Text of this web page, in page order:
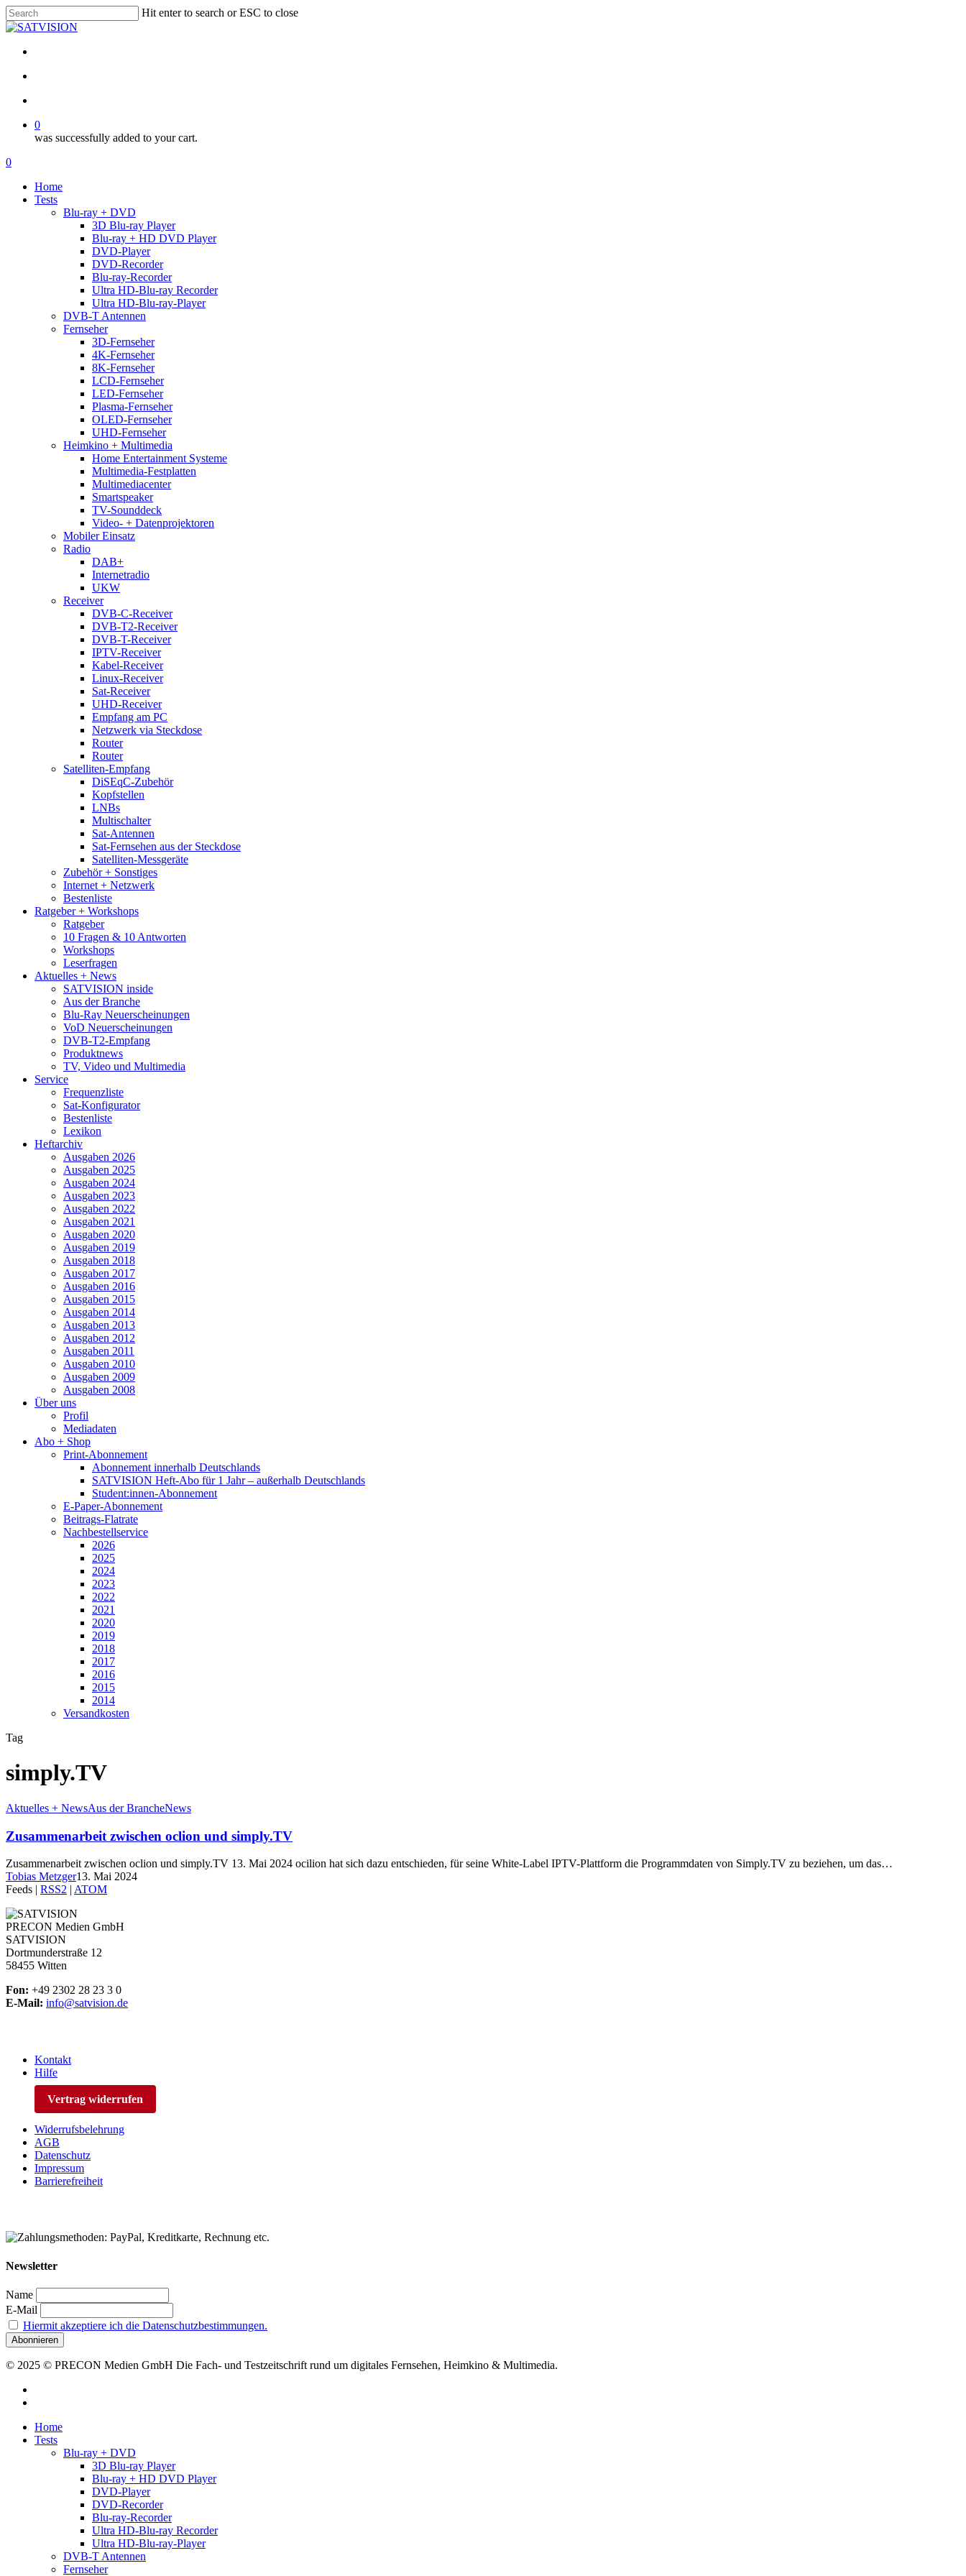
Skip
to
content
Hit enter to search or ESC to close
Close
0
was successfully added to your cart.
Menu
search
account
0
Home
Tests
Blu-ray + DVD
3D Blu-ray Player
Blu-ray + HD DVD Player
DVD-Player
DVD-Recorder
Blu-ray-Recorder
Ultra HD-Blu-ray Recorder
Ultra HD-Blu-ray-Player
DVB-T Antennen
Fernseher
3D-Fernseher
4K-Fernseher
8K-Fernseher
LCD-Fernseher
LED-Fernseher
Plasma-Fernseher
OLED-Fernseher
UHD-Fernseher
Heimkino + Multimedia
Home Entertainment Systeme
Multimedia-Festplatten
Multimediacenter
Smartspeaker
TV-Sounddeck
Video- + Datenprojektoren
Mobiler Einsatz
Radio
DAB+
Internetradio
UKW
Receiver
DVB-C-Receiver
DVB-T2-Receiver
DVB-T-Receiver
IPTV-Receiver
Kabel-Receiver
Linux-Receiver
Sat-Receiver
UHD-Receiver
Empfang am PC
Netzwerk via Steckdose
Router
Router
Satelliten-Empfang
DiSEqC-Zubehör
Kopfstellen
LNBs
Multischalter
Sat-Antennen
Sat-Fernsehen aus der Steckdose
Satelliten-Messgeräte
Zubehör + Sonstiges
Internet + Netzwerk
Bestenliste
Ratgeber + Workshops
Ratgeber
10 Fragen & 10 Antworten
Workshops
Leserfragen
Aktuelles + News
SATVISION inside
Aus der Branche
Blu-Ray Neuerscheinungen
VoD Neuerscheinungen
DVB-T2-Empfang
Produktnews
TV, Video und Multimedia
Service
Frequenzliste
Sat-Konfigurator
Bestenliste
Lexikon
Heftarchiv
Ausgaben 2026
Ausgaben 2025
Ausgaben 2024
Ausgaben 2023
Ausgaben 2022
Ausgaben 2021
Ausgaben 2020
Ausgaben 2019
Ausgaben 2018
Ausgaben 2017
Ausgaben 2016
Ausgaben 2015
Ausgaben 2014
Ausgaben 2013
Ausgaben 2012
Ausgaben 2011
Ausgaben 2010
Ausgaben 2009
Ausgaben 2008
Über uns
Profil
Mediadaten
Abo + Shop
Print-Abonnement
Abonnement innerhalb Deutschlands
SATVISION Heft-Abo für 1 Jahr – außerhalb Deutschlands
Student:innen-Abonnement
E-Paper-Abonnement
Beitrags-Flatrate
Nachbestellservice
2026
2025
2024
2023
2022
2021
2020
2019
2018
2017
2016
2015
2014
Versandkosten
Tag
simply.TV
Aktuelles + NewsAus der BrancheNews
Zusammenarbeit zwischen oclion und simply.TV
Zusammenarbeit zwischen oclion und simply.TV 13. Mai 2024 ocilion hat sich dazu entschieden, für seine White-Label IPTV-Plattform die Programmdaten von Simply.TV zu beziehen, um das…
Tobias Metzger13. Mai 2024
Feeds | RSS2 | ATOM
PRECON Medien GmbH
SATVISION
Dortmunderstraße 12
58455 Witten
Fon: +49 2302 28 23 3 0
E-Mail: info@satvision.de
Kontakt
Hilfe
Vertrag widerrufen
Widerrufsbelehrung
AGB
Datenschutz
Impressum
Barrierefreiheit
Newsletter
Name
E-Mail
Hiermit akzeptiere ich die Datenschutzbestimmungen.
© 2025 © PRECON Medien GmbH Die Fach- und Testzeitschrift rund um digitales Fernsehen, Heimkino & Multimedia.
Close
Menu
Home
Tests
Blu-ray + DVD
3D Blu-ray Player
Blu-ray + HD DVD Player
DVD-Player
DVD-Recorder
Blu-ray-Recorder
Ultra HD-Blu-ray Recorder
Ultra HD-Blu-ray-Player
DVB-T Antennen
Fernseher